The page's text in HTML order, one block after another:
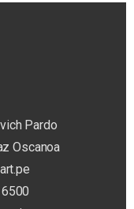
Pardo
Oscanoa